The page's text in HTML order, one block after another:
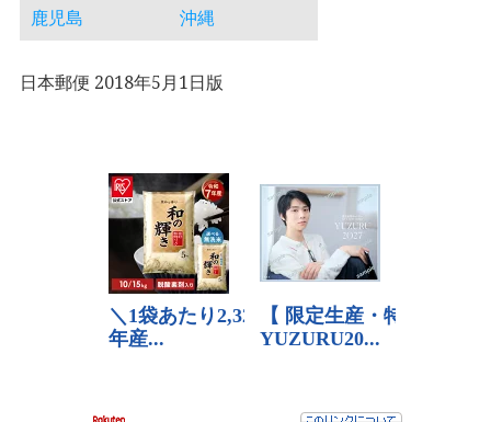
鹿児島 沖縄
日本郵便 2018年5月1日版